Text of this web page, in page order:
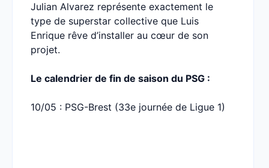
Julian Alvarez représente exactement le
type de superstar collective que Luis
Enrique rêve d’installer au cœur de son
projet.
Le calendrier de fin de saison du PSG :
10/05 : PSG-Brest (33e journée de Ligue 1)